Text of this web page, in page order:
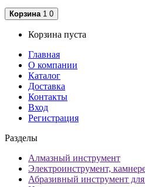
Корзина 1 0
Корзина пуста
Главная
О компании
Каталог
Доставка
Контакты
Вход
Регистрация
Разделы
Алмазный инструмент
Электроинструмент,
Абразивный инструмент